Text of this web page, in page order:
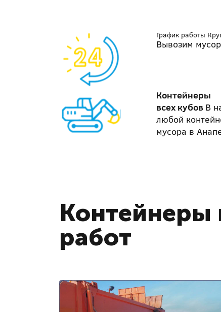
График работы
Вывозим
Контейнеры
всех кубов В
любой
мусора в
Контейнеры
работ